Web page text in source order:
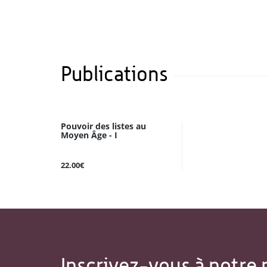
Publications
Pouvoir des listes au
Moyen Âge - I
22.00€